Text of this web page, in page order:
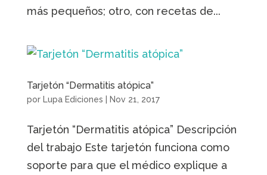
más pequeños; otro, con recetas de...
Tarjetón “Dermatitis atópica”
por Lupa Ediciones Nov 21, 2017
Tarjetón “Dermatitis atópica” Descripción
del trabajo Este tarjetón funciona como
soporte para que el médico explique a